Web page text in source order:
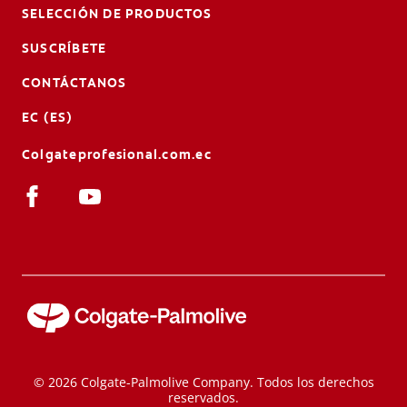
SELECCIÓN DE PRODUCTOS
SUSCRÍBETE
CONTÁCTANOS
EC (ES)
Colgateprofesional.com.ec
© 2026 Colgate-Palmolive Company. Todos los derechos
reservados.